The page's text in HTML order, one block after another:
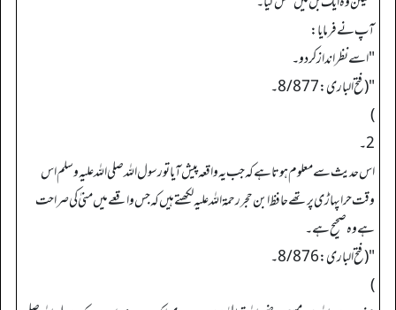
آپ نے فرمایا:
"اسے نظر انداز کردو۔
"(فتح الباری: 8/877۔
)
2۔
اس حدیث سے معلوم ہوتا ہے کہ جب یہ واقعہ پیش آیاتو رسول اللہ صلی اللہ علیہ وسلم اس
وقت حرا پہاڑی پر تھے حافظ ابن حجر رحمۃ اللہ علیہ لکھتے ہیں کہ جس واقعے میں منیٰ کی صراحت
ہے وہ صحیح ہے۔
"(فتح الباری: 8/876۔
)